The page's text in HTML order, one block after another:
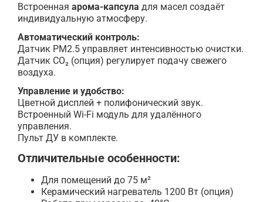
Встроенная арома-капсула для масел создаёт
индивидуальную атмосферу.
Автоматический контроль:
Датчик PM2.5 управляет интенсивностью очистки.
Датчик CO₂ (опция) регулирует подачу свежего
воздуха.
Управление и удобство:
Цветной дисплей + полифонический звук.
Встроенный Wi-Fi модуль для удалённого
управления.
Пульт ДУ в комплекте.
Отличительные особенности:
Для помещений до 75 м²
Керамический нагреватель 1200 Вт (опция)